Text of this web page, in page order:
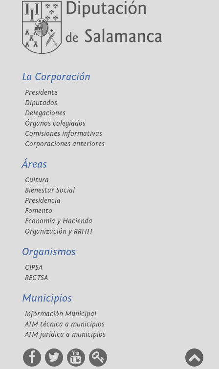
La Corporación
Presidente
Diputados
Delegaciones
Órganos colegiados
Comisiones informativas
Corporaciones anteriores
Áreas
Cultura
Bienestar Social
Presidencia
Fomento
Economía y Hacienda
Organización y RRHH
Organismos
CIPSA
REGTSA
Municipios
Información Municipal
ATM técnica a municipios
ATM jurídica a municipios